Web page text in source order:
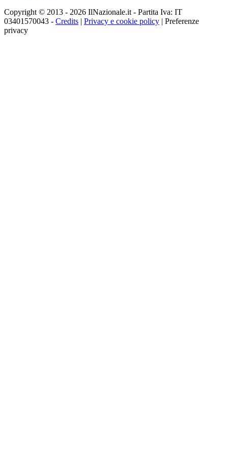
Copyright © 2013 - 2026 IlNazionale.it - Partita Iva: IT
03401570043 - Credits | Privacy e cookie policy | Preferenze
privacy